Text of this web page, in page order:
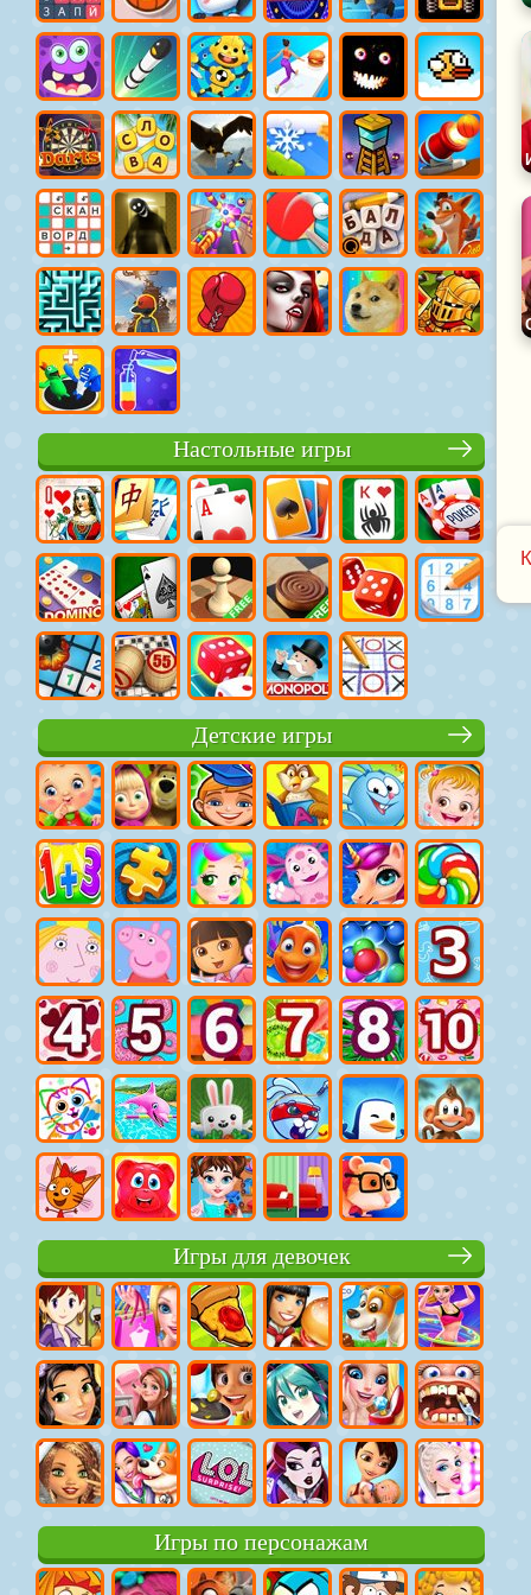
Настольные игры
Детские игры
Игры для девочек
Игры по персонажам